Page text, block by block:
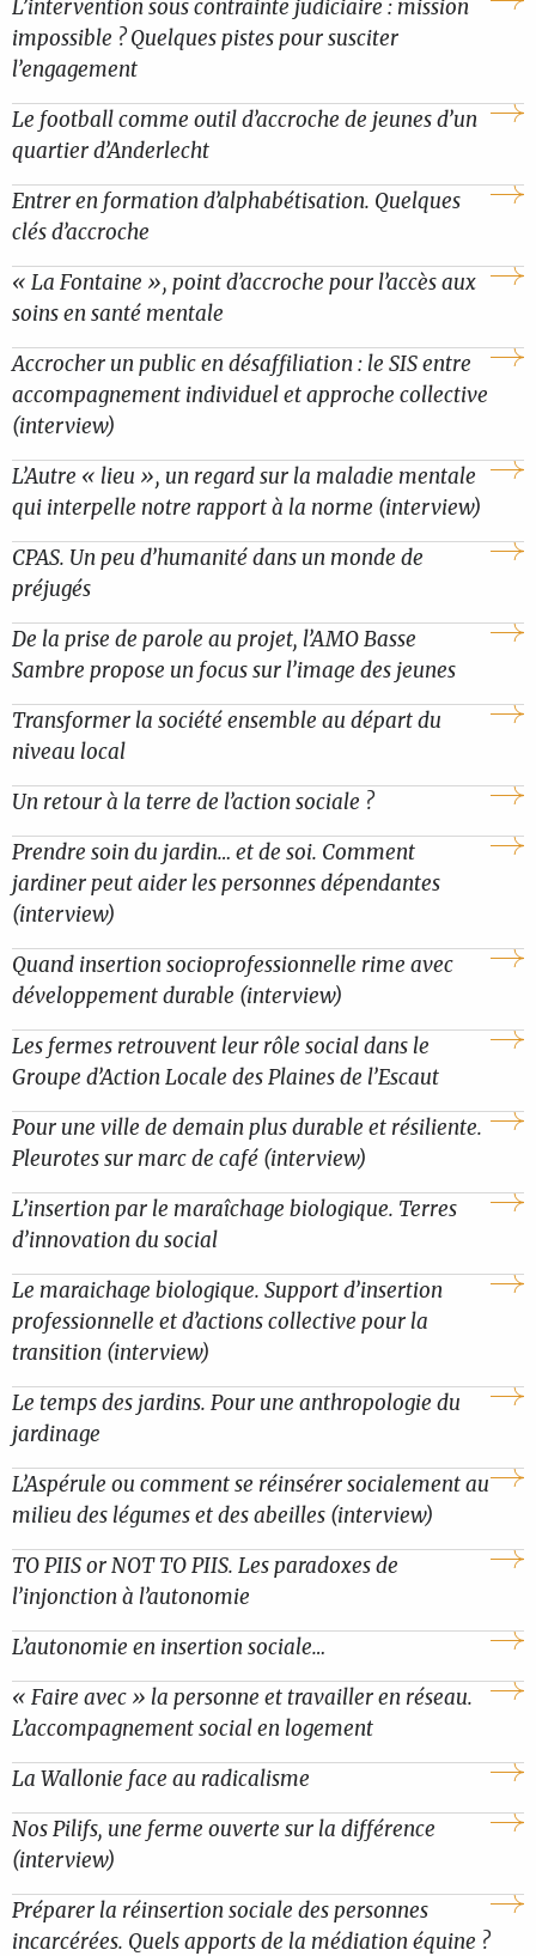
L’intervention sous contrainte judiciaire : mission
impossible ? Quelques pistes pour susciter
l’engagement
Le football comme outil d’accroche de jeunes d’un
quartier d’Anderlecht
Entrer en formation d’alphabétisation. Quelques
clés d’accroche
« La Fontaine », point d’accroche pour l’accès aux
soins en santé mentale
Accrocher un public en désaffiliation : le SIS entre
accompagnement individuel et approche collective
(interview)
L’Autre « lieu », un regard sur la maladie mentale
qui interpelle notre rapport à la norme (interview)
CPAS. Un peu d’humanité dans un monde de
préjugés
De la prise de parole au projet, l’AMO Basse
Sambre propose un focus sur l’image des jeunes
Transformer la société ensemble au départ du
niveau local
Un retour à la terre de l’action sociale ?
Prendre soin du jardin… et de soi. Comment
jardiner peut aider les personnes dépendantes
(interview)
Quand insertion socioprofessionnelle rime avec
développement durable (interview)
Les fermes retrouvent leur rôle social dans le
Groupe d’Action Locale des Plaines de l’Escaut
Pour une ville de demain plus durable et résiliente.
Pleurotes sur marc de café (interview)
L’insertion par le maraîchage biologique. Terres
d’innovation du social
Le maraichage biologique. Support d’insertion
professionnelle et d’actions collective pour la
transition (interview)
Le temps des jardins. Pour une anthropologie du
jardinage
L’Aspérule ou comment se réinsérer socialement au
milieu des légumes et des abeilles (interview)
TO PIIS or NOT TO PIIS. Les paradoxes de
l’injonction à l’autonomie
L’autonomie en insertion sociale…
« Faire avec » la personne et travailler en réseau.
L’accompagnement social en logement
La Wallonie face au radicalisme
Nos Pilifs, une ferme ouverte sur la différence
(interview)
Préparer la réinsertion sociale des personnes
incarcérées. Quels apports de la médiation équine ?